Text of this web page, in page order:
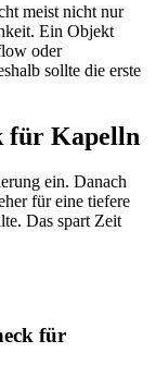
meist nicht nur
Ein Objekt
oder
sollte die erste
für Kapelln
ein. Danach
für eine tiefere
Das spart Zeit
für